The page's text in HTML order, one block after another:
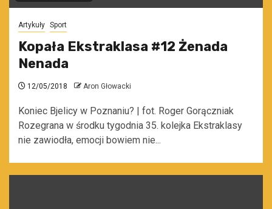
Artykuły Sport
Kopała Ekstraklasa #12 Żenada
Nenada
12/05/2018 Aron Głowacki
Koniec Bjelicy w Poznaniu? | fot. Roger Gorączniak
Rozegrana w środku tygodnia 35. kolejka Ekstraklasy
nie zawiodła, emocji bowiem nie...